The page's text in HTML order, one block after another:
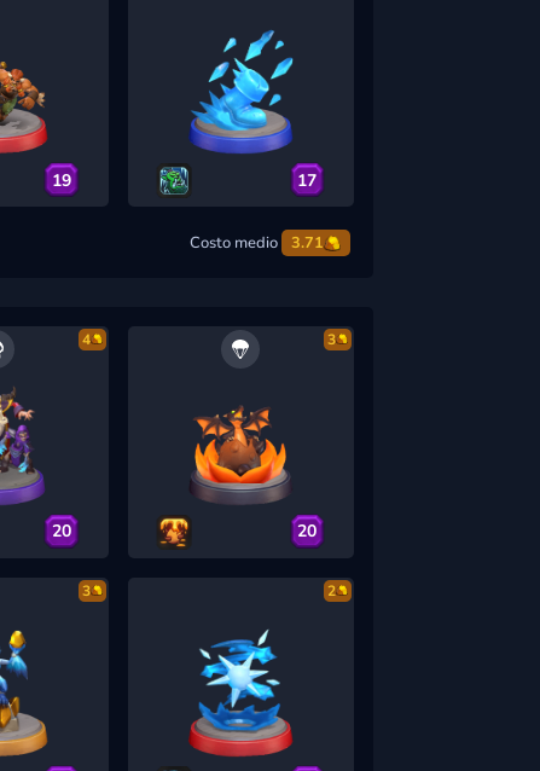
19 17
Costo medio 3.71
4
20
3
20
3 2